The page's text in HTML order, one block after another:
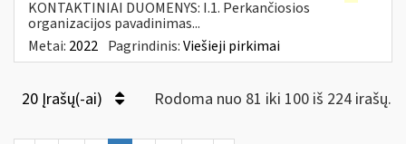
KONTAKTINIAI DUOMENYS: I.1. Perkančiosios
organizacijos pavadinimas...
Metai: 2022 Pagrindinis:Viešieji pirkimai
20 Įrašų(-ai) Rodoma nuo 81 iki 100 iš 224 irašų.